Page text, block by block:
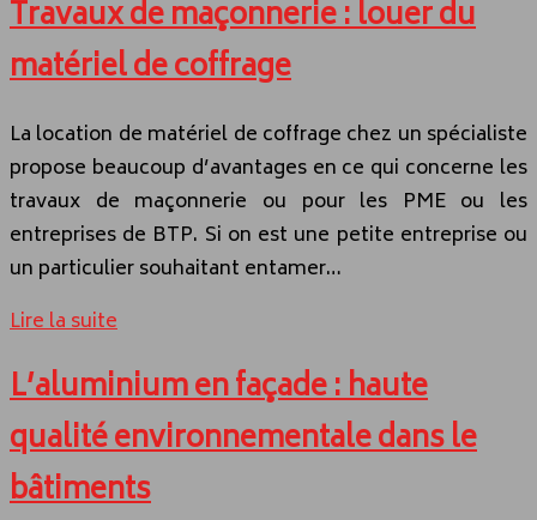
Travaux de maçonnerie : louer du
matériel de coffrage
La location de matériel de coffrage chez un spécialiste
propose beaucoup d’avantages en ce qui concerne les
travaux de maçonnerie ou pour les PME ou les
entreprises de BTP. Si on est une petite entreprise ou
un particulier souhaitant entamer…
Lire la suite
L’aluminium en façade : haute
qualité environnementale dans le
bâtiments